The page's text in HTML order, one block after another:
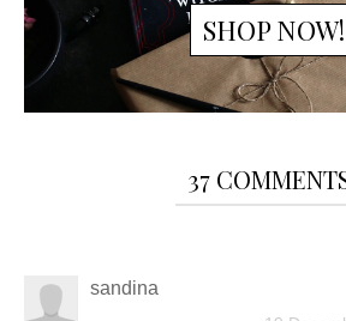
SHOP NOW!
37
sandina